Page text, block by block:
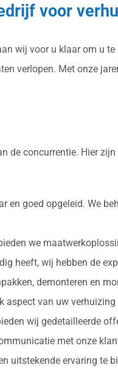
voor
wij voor u klaar om u
verlopen. Met onze
concurrentie. Hier
en goed opgeleid. We
we
heeft, wij hebben de
demonteren en
van uw
wij gedetailleerde
met onze
uitstekende ervaring te